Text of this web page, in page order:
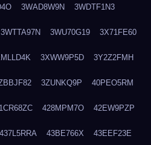
3WAD8W9N 3WDTF1N3
3WTTA97N 3WU70G19 3X71FE60
3XWW9P5D 3Y2Z2FMH
3ZUNKQ9P 40PEO5RM
428MPM7O 42EW9PZP
437L5RRA 43BE766X 43EEF23E